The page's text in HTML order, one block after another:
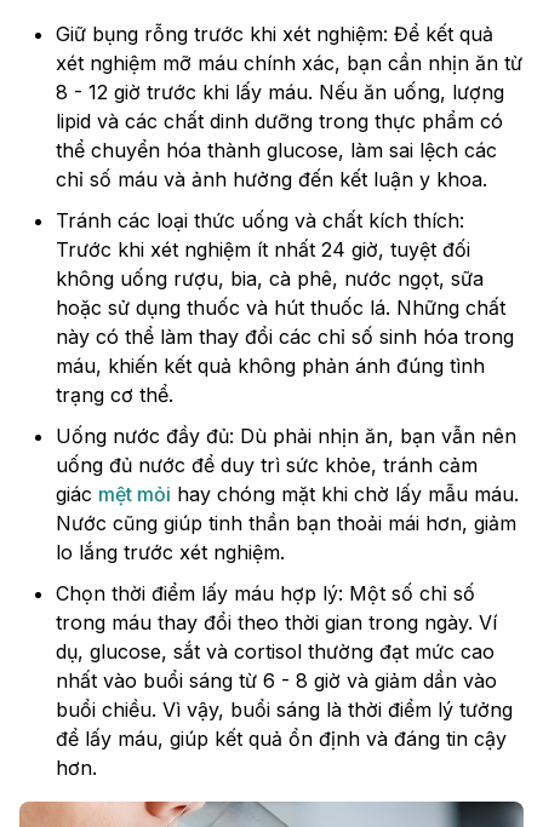
Giữ bụng rỗng trước khi xét nghiệm: Để kết quả
xét nghiệm mỡ máu chính xác, bạn cần nhịn ăn từ
8 - 12 giờ trước khi lấy máu. Nếu ăn uống, lượng
lipid và các chất dinh dưỡng trong thực phẩm có
thể chuyển hóa thành glucose, làm sai lệch các
chỉ số máu và ảnh hưởng đến kết luận y khoa.
Tránh các loại thức uống và chất kích thích:
Trước khi xét nghiệm ít nhất 24 giờ, tuyệt đối
không uống rượu, bia, cà phê, nước ngọt, sữa
hoặc sử dụng thuốc và hút thuốc lá. Những chất
này có thể làm thay đổi các chỉ số sinh hóa trong
máu, khiến kết quả không phản ánh đúng tình
trạng cơ thể.
Uống nước đầy đủ: Dù phải nhịn ăn, bạn vẫn nên
uống đủ nước để duy trì sức khỏe, tránh cảm
giác mệt mỏi hay chóng mặt khi chờ lấy mẫu máu.
Nước cũng giúp tinh thần bạn thoải mái hơn, giảm
lo lắng trước xét nghiệm.
Chọn thời điểm lấy máu hợp lý: Một số chỉ số
trong máu thay đổi theo thời gian trong ngày. Ví
dụ, glucose, sắt và cortisol thường đạt mức cao
nhất vào buổi sáng từ 6 - 8 giờ và giảm dần vào
buổi chiều. Vì vậy, buổi sáng là thời điểm lý tưởng
để lấy máu, giúp kết quả ổn định và đáng tin cậy
hơn.